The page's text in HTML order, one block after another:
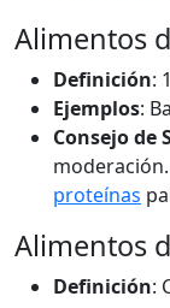
Alimentos
Definición:
Ejemplos:
Consejo de
proteínas
Alimentos
Definición: